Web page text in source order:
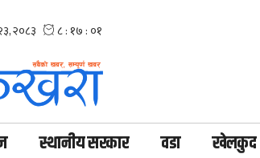
स्थानीय सरकार वडा खेलकुद